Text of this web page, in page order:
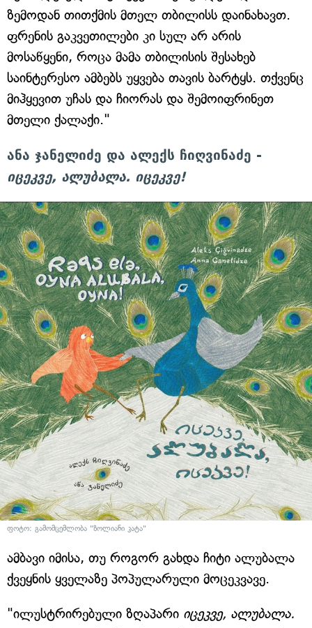
ზემოდან თითქმის მთელ თბილისს დაინახავთ.
ფრენის გაკვეთილები კი სულ არ არის
მოსაწყენი, როცა მამა თბილისის შესახებ
საინტერესო ამბებს უყვება თავის ბარტყს. თქვენც
მიჰყევით უჩას და ჩიორას და შემოიფრინეთ
მთელი ქალაქი."
ანა ჯანელიძე და ალექს ჩიღვინაძე -
იცეკვე, ალუბალა. იცეკვე!
ფოტო: გამომცემლობა "ზოლიანი კატა"
ამბავი იმისა, თუ როგორ გახდა ჩიტი ალუბალა
ქვეყნის ყველაზე პოპულარული მოცეკვავე.
"ილუსტრირებული ზღაპარი იცეკვე, ალუბალა.